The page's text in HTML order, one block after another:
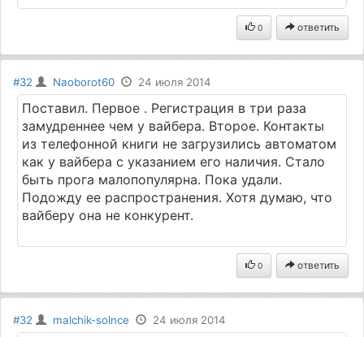
0 ответить
#32 Naoborot60 24 июля 2014
Поставил. Первое . Регистрация в три раза
замудреннее чем у вайбера. Второе. Контакты
из телефонной книги не загрузились автоматом
как у вайбера с указанием его наличия. Стало
быть прога малопопулярна. Пока удали.
Подожду ее распространения. Хотя думаю, что
вайберу она не конкурент.
0 ответить
#32 malchik-solnce 24 июля 2014